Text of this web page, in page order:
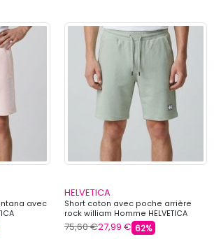
avec
HELVETICA
Short coton avec poche arrière
rock william Homme HELVETICA
75,60 €27,99 € 62%